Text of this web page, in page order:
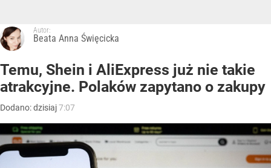
Autor:
Beata Anna Święcicka
Temu, Shein i AliExpress już nie takie
atrakcyjne. Polaków zapytano o zakupy
Dodano:dzisiaj7:07